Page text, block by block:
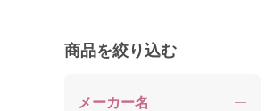
商品を絞り込む
メーカー名